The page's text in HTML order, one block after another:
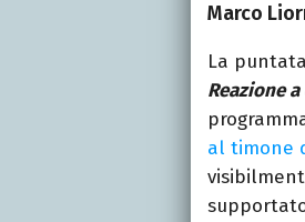
Marco
La
Reazione
al timone